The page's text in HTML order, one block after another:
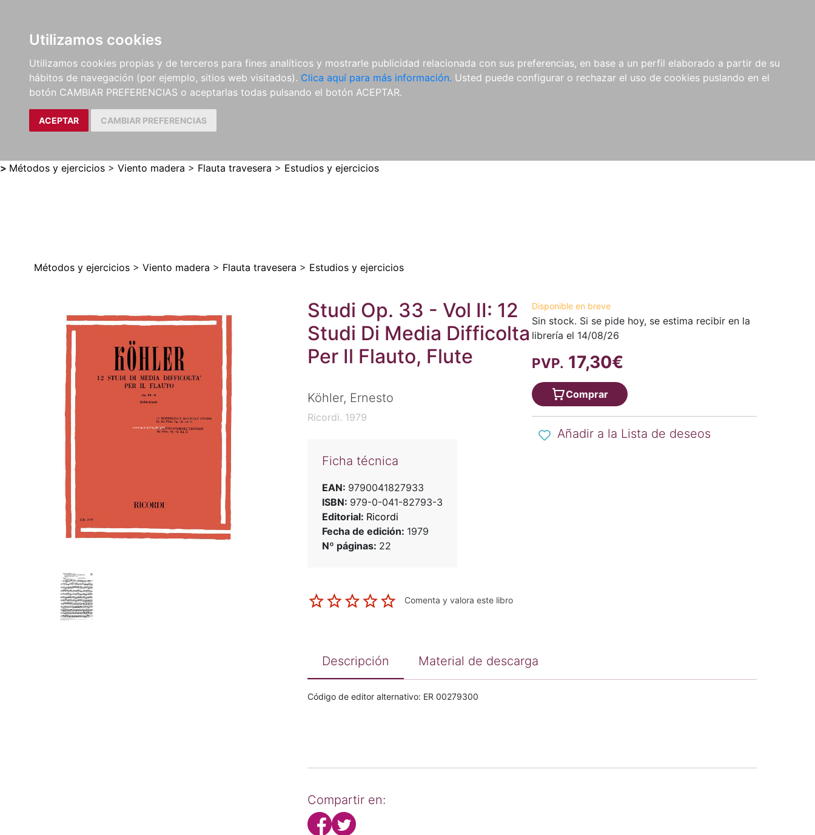
Utilizamos cookies
Utilizamos cookies propias y de terceros para fines analíticos y mostrarle publicidad relacionada con sus preferencias, en base a un perfil elaborado a partir de su
hábitos de navegación (por ejemplo, sitios web visitados). Clica aquí para más información. Usted puede configurar o rechazar el uso de cookies puslando en el
botón CAMBIAR PREFERENCIAS o aceptarlas todas pulsando el botón ACEPTAR.
ACEPTAR CAMBIAR PREFERENCIAS
LIBROS
MÉTODOS Y
EJERCICIOS
PARTITURAS Y EDICIONES
CRÍTICAS
REVISTAS
CDS Y
DVDS
MATERIAL
COMPLEMENTARIO
NOVEDADES NOTICIAS
COMPRAS
INSTITUCIONALES
> Métodos y ejercicios > Viento madera > Flauta travesera > Estudios y ejercicios
Métodos y ejercicios > Viento madera > Flauta travesera > Estudios y ejercicios
Studi Op. 33 - Vol II: 12
Studi Di Media Difficolta
Per Il Flauto, Flute
Köhler, Ernesto
Ricordi. 1979
Ficha técnica
EAN: 9790041827933
ISBN: 979-0-041-82793-3
Editorial: Ricordi
Fecha de edición: 1979
Nº páginas: 22
Comenta y valora este libro
Disponible en breve
Sin stock. Si se pide hoy, se estima recibir en la
librería el 14/08/26
PVP. 17,30€
Comprar
Añadir a la Lista de deseos
Descripción Material de descarga
Código de editor alternativo: ER 00279300
Compartir en: